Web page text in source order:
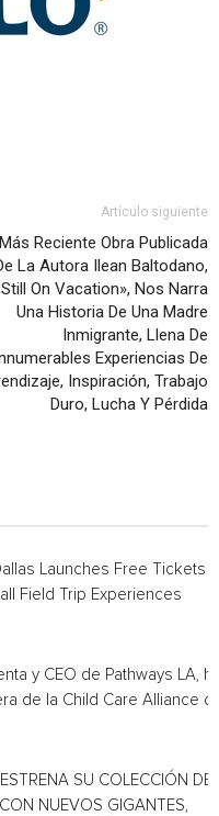
Artículo siguiente
Reciente Obra Publicada
La Autora Ilean Baltodano,
On Vacation», Nos Narra
Una Historia De Una Madre
Inmigrante, Llena De
Experiencias De
Inspiración, Trabajo
Duro, Lucha Y Pérdida
Launches Free Tickets
Field Trip Experiences
y CEO de Pathways LA,
de la Child Care Alliance of
SU COLECCIÓN DE
NUEVOS GIGANTES,